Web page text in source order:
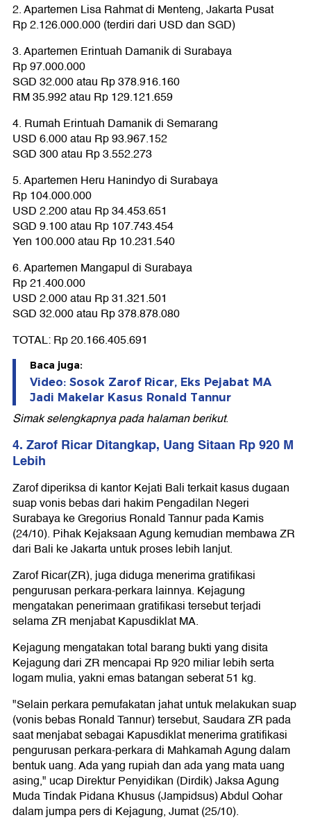
2. Apartemen Lisa Rahmat di Menteng, Jakarta Pusat
Rp 2.126.000.000 (terdiri dari USD dan SGD)
3. Apartemen Erintuah Damanik di Surabaya
Rp 97.000.000
SGD 32.000 atau Rp 378.916.160
RM 35.992 atau Rp 129.121.659
4. Rumah Erintuah Damanik di Semarang
USD 6.000 atau Rp 93.967.152
SGD 300 atau Rp 3.552.273
5. Apartemen Heru Hanindyo di Surabaya
Rp 104.000.000
USD 2.200 atau Rp 34.453.651
SGD 9.100 atau Rp 107.743.454
Yen 100.000 atau Rp 10.231.540
6. Apartemen Mangapul di Surabaya
Rp 21.400.000
USD 2.000 atau Rp 31.321.501
SGD 32.000 atau Rp 378.878.080
TOTAL: Rp 20.166.405.691
Baca juga:
Video: Sosok Zarof Ricar, Eks Pejabat MA
Jadi Makelar Kasus Ronald Tannur
Simak selengkapnya pada halaman berikut.
4. Zarof Ricar Ditangkap, Uang Sitaan Rp 920 M
Lebih
Zarof diperiksa di kantor Kejati Bali terkait kasus dugaan
suap vonis bebas dari hakim Pengadilan Negeri
Surabaya ke Gregorius Ronald Tannur pada Kamis
(24/10). Pihak Kejaksaan Agung kemudian membawa ZR
dari Bali ke Jakarta untuk proses lebih lanjut.
Zarof Ricar(ZR), juga diduga menerima gratifikasi
pengurusan perkara-perkara lainnya. Kejagung
mengatakan penerimaan gratifikasi tersebut terjadi
selama ZR menjabat Kapusdiklat MA.
Kejagung mengatakan total barang bukti yang disita
Kejagung dari ZR mencapai Rp 920 miliar lebih serta
logam mulia, yakni emas batangan seberat 51 kg.
"Selain perkara pemufakatan jahat untuk melakukan suap
(vonis bebas Ronald Tannur) tersebut, Saudara ZR pada
saat menjabat sebagai Kapusdiklat menerima gratifikasi
pengurusan perkara-perkara di Mahkamah Agung dalam
bentuk uang. Ada yang rupiah dan ada yang mata uang
asing," ucap Direktur Penyidikan (Dirdik) Jaksa Agung
Muda Tindak Pidana Khusus (Jampidsus) Abdul Qohar
dalam jumpa pers di Kejagung, Jumat (25/10).